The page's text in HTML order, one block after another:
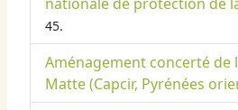
nationale de protection de
45.
Aménagement concerté de
Matte (Capcir, Pyrénées